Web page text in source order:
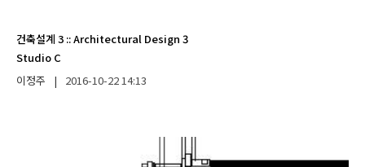
건축설계 3 ::Architectural Design 3
Studio C
이정주
| 2016-10-2214:13